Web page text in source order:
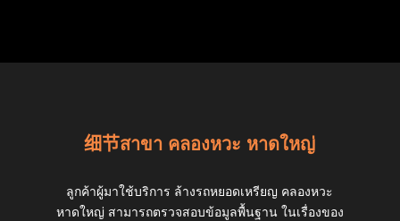
细节สาขา คลองหวะ หาดใหญ่
ลูกค้าผู้มาใช้บริการ ล้างรถหยอดเหรียญ คลองหวะ
หาดใหญ่ สามารถตรวจสอบข้อมูลพื้นฐาน ในเรื่องของ